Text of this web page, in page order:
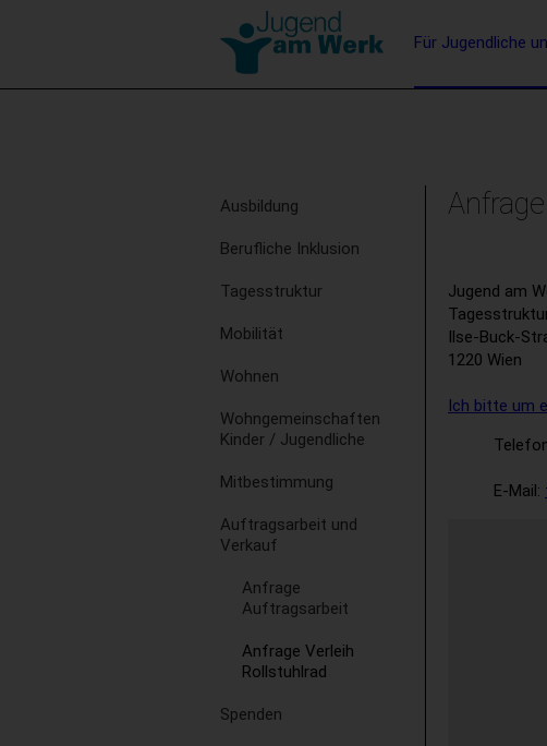
der
Für Jugendliche
Subnavigation
Ausbildung
Berufliche Inklusion
Tagesstruktur
Mobilität
Wohnen
Wohngemeinschaften
Kinder / Jugendliche
Mitbestimmung
Auftragsarbeit und
Verkauf
Anfrage
Auftragsarbeit
Anfrage Verleih
Rollstuhlrad
Spenden
Jugend am
Ilse-Buck-
1220 Wien
Ich bitte um
E-Mail: